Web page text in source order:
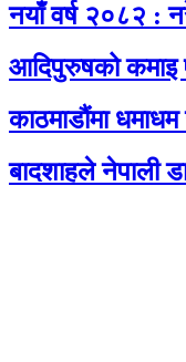
नयाँ वर्ष २०८२ :
आदिपुरुषको कमाइ
काठमाडौंमा
बादशाहले नेपाली